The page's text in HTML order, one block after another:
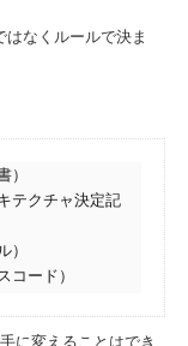
はなくルールで決ま
クチャ決定記
ード）